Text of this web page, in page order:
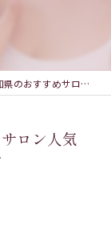
人気ポイントと親子で安心の選び方
ロン人気